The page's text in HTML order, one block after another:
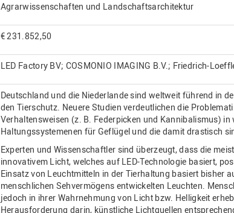
Agrarwissenschaften und Landschaftsarchitektur
€ 231.852,50
LED Factory BV; COSMONIO IMAGING B.V.; Friedrich-
Deutschland und die Niederlande sind weltweit führend in
den Tierschutz. Neuere Studien verdeutlichen die
Verhaltensweisen (z. B. Federpicken und Kannibalismus)
Haltungssystemenen für Geflügel und die damit drastisch
Experten und Wissenschaftler sind überzeugt, dass die
innovativem Licht, welches auf LED-Technologie basiert,
Einsatz von Leuchtmitteln in der Tierhaltung basiert bisher
menschlichen Sehvermögens entwickelten Leuchten.
jedoch in ihrer Wahrnehmung von Licht bzw. Helligkeit
Herausforderung darin, künstliche Lichtquellen